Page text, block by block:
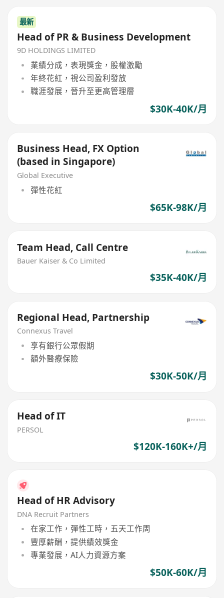
最新
Head of PR & Business Development
9D HOLDINGS LIMITED
業績分成，表現獎金，股權激勵
年終花紅，視公司盈利發放
職涯發展，晉升至更高管理層
$30K-40K/月
Business Head, FX Option
(based in Singapore)
Global Executive
彈性花紅
$65K-98K/月
Team Head, Call Centre
Bauer Kaiser & Co Limited
$35K-40K/月
Regional Head, Partnership
Connexus Travel
享有銀行公眾假期
額外醫療保險
$30K-50K/月
Head of IT
PERSOL
$120K-160K+/月
Head of HR Advisory
DNA Recruit Partners
在家工作，彈性工時，五天工作周
豐厚薪酬，提供績效獎金
專業發展，AI人力資源方案
$50K-60K/月